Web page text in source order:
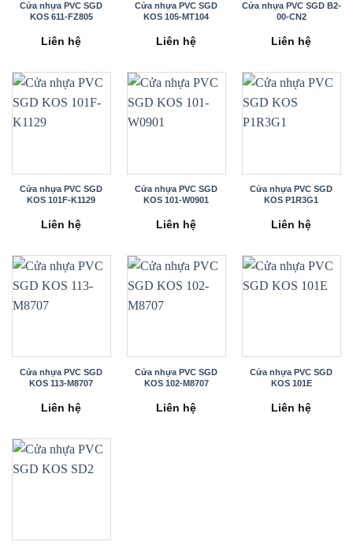
Cửa nhựa PVC SGD
KOS 611-FZ805
Liên hệ
Cửa nhựa PVC SGD
KOS 105-MT104
Liên hệ
Cửa nhựa PVC SGD B2-
00-CN2
Liên hệ
Cửa nhựa PVC SGD
KOS 101F-K1129
Liên hệ
Cửa nhựa PVC SGD
KOS 101-W0901
Liên hệ
Cửa nhựa PVC SGD
KOS P1R3G1
Liên hệ
Cửa nhựa PVC SGD
KOS 113-M8707
Liên hệ
Cửa nhựa PVC SGD
KOS 102-M8707
Liên hệ
Cửa nhựa PVC SGD
KOS 101E
Liên hệ